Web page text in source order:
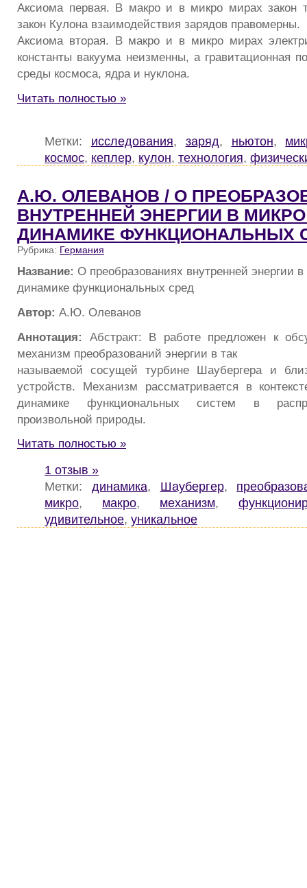
Аксиома первая. В макро и в микро мирах закон
закон Кулона взаимодействия зарядов правомерны.
Аксиома вторая. В макро и в микро мирах
константы вакуума неизменны, а гравитационная
среды космоса, ядра и нуклона.
Читать полностью »
Метки: исследования, заряд, ньютон,
космос, кеплер, кулон, технология,
А.Ю. ОЛЕВАНОВ / О
ВНУТРЕННЕЙ ЭНЕРГИИ В
ДИНАМИКЕ ФУНКЦИОНАЛЬНЫХ
Рубрика: Германия
Название: О преобразованиях внутренней энергии
динамике функциональных сред
Автор: А.Ю. Олеванов
Аннотация: Абстракт: В работе предложен к
механизм преобразований энергии в так
называемой сосущей турбине Шаубергера и
устройств. Механизм рассматривается в
динамике функциональных систем в
произвольной природы.
Читать полностью »
1 отзыв »
Метки: динамика, Шаубергер,
микро, макро, механизм,
удивительное, уникальное